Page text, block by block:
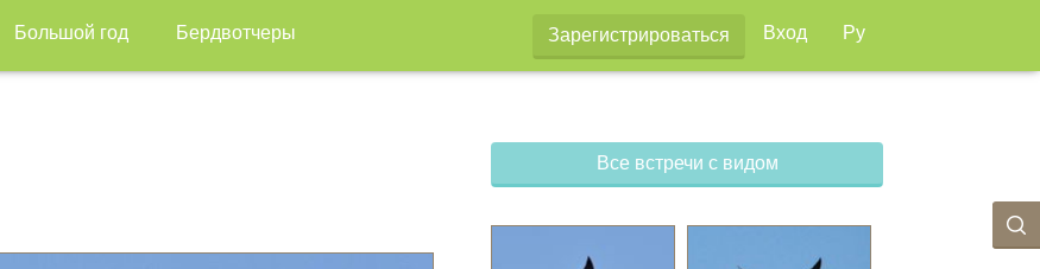
Большой год Бердвотчеры Зарегистрироваться Вход Ру
Все встречи с видом